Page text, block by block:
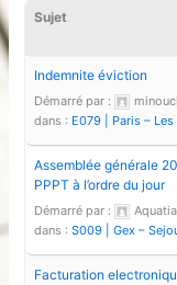
Sujet
Indemnite éviction
Démarré par :
dans : E079 | Paris –
Assemblée générale
PPPT à l’ordre du jour
Démarré par :
dans :S009 | Gex –
Facturation